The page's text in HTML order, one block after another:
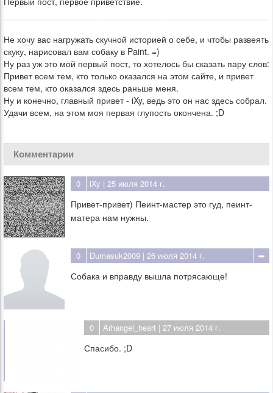
Не хочу вас нагружать скучной историей о себе, и чтобы развеять
скуку, нарисовал вам собаку в Paint. =)
Ну раз уж это мой первый пост, то хотелось бы сказать пару слов:
Привет всем тем, кто только оказался на этом сайте, и привет
всем тем, кто оказался здесь раньше меня.
Ну и конечно, главный привет - iXy, ведь это он нас здесь собрал.
Удачи всем, на этом моя первая глупость окончена. ;D
Комментарии
0 iXy | 25 июля 2014 г.
Привет-привет) Пеинт-мастер это гуд, пеинт-
матера нам нужны.
0 Dumasuk2009 | 26 июля 2014 г.
Собака и вправду вышла потрясающе!
0 Arhangel_heart | 27 июля 2014 г.
Спасибо. ;D